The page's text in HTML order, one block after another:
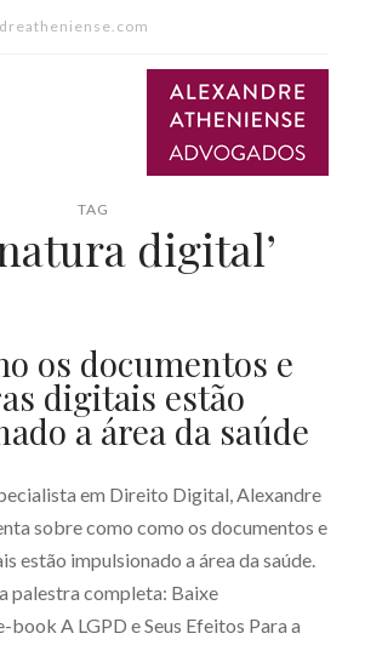
TAG
digital’
os documentos e
digitais estão
a área da saúde
em Direito Digital, Alexandre
sobre como como os documentos e
estão impulsionado a área da saúde.
palestra completa: Baixe
A LGPD e Seus Efeitos Para a